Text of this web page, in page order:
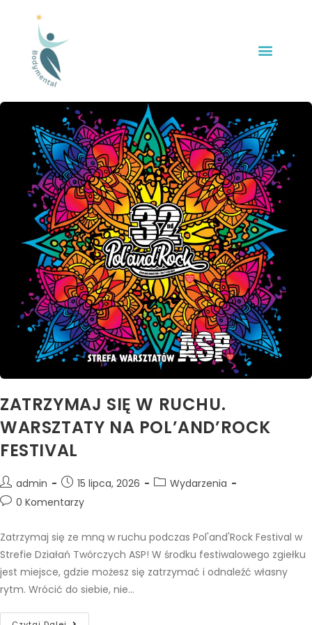
ZATRZYMAJ SIĘ W RUCHU.
WARSZTATY NA POL’AND’ROCK
FESTIVAL
admin 15 lipca, 2026
Wydarzenia
0 Komentarzy
Zatrzymaj się ze mną w ruchu podczas Pol'and'Rock Festival w
Strefie Działań Twórczych ASP! W środku festiwalowego zgiełku
jest miejsce, gdzie możesz się zatrzymać i odnaleźć własny
rytm. Wrócić do siebie, nie…